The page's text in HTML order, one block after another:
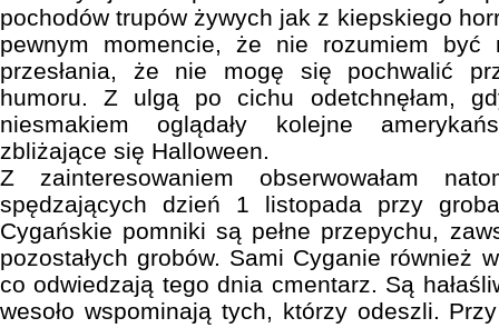
pochodów trupów żywych jak z kiepskiego
pewnym momencie, że nie rozumiem być
przesłania, że nie mogę się pochwalić
humoru. Z ulgą po cichu odetchnęłam,
niesmakiem oglądały kolejne
zbliżające się Halloween.
Z zainteresowaniem obserwowałam
spędzających dzień 1 listopada przy
Cygańskie pomniki są pełne przepychu,
pozostałych grobów. Sami Cyganie również
co odwiedzają tego dnia cmentarz. Są
wesoło wspominają tych, którzy odeszli.